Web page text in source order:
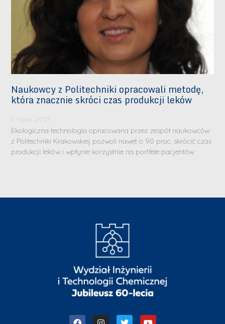
Naukowcy z Politechniki opracowali metodę,
która znacznie skróci czas produkcji leków
5 lipca 2021
Ekologiczna technologia opracowana przez zespół naukowców
z Politechniki Krakowskiej pozwoli nawet o 90 proc. skrócić czas
produkcji leków i wpłynie korzystnie na portfele pacjentów.